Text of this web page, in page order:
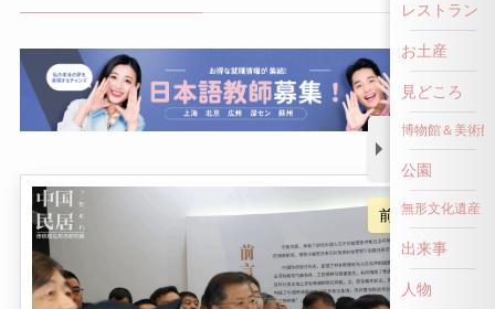
前へ戻る
レストラン
お土産
見どころ
博物館＆美術館
公園
無形文化遺産
出来事
人物